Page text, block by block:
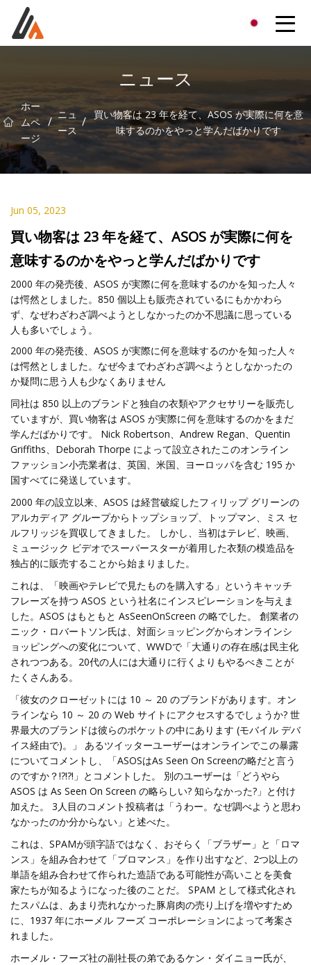
ニュース
ホー
ムペ
ージ
/ ニュ
ース
/ 買い物客は 23 年を経て、ASOS が実際に何を意
味するのかをやっと学んだばかりです
Jun 05, 2023
買い物客は 23 年を経て、ASOS が実際に何を
意味するのかをやっと学んだばかりです
2000 年の発売後、ASOS が実際に何を意味するのかを知った人々
は愕然としました。850 個以上も販売されているにもかかわら
ず、なぜわざわざ調べようとしなかったのか不思議に思っている
人も多いでしょう。
2000 年の発売後、ASOS が実際に何を意味するのかを知った人々
は愕然としました。なぜ今までわざわざ調べようとしなかったの
か疑問に思う人も少なくありません
同社は 850 以上のブランドと独自の衣類やアクセサリーを販売し
ていますが、買い物客は ASOS が実際に何を意味するのかをまだ
学んだばかりです。 Nick Robertson、Andrew Regan、Quentin
Griffiths、Deborah Thorpe によって設立されたこのオンライン
ファッション小売業者は、英国、米国、ヨーロッパを含む 195 か
国すべてに発送しています。
2000 年の設立以来、ASOS は経営破綻したフィリップ グリーンの
アルカ​​ディア グループからトップショップ、トップマン、ミス セ
ルフリッジを買収してきました。 しかし、当初はテレビ、映画、
ミュージック ビデオでスーパースターが着用した衣類の模造品を
独占的に販売することから始まりました。
これは、「映画やテレビで見たものを購入する」というキャッチ
フレーズを持つ ASOS という社名にインスピレーションを与えま
した。ASOS はもともと AsSeenOnScreen の略でした。 創業者の
ニック・ロバートソン氏は、対面ショッピングからオンラインシ
ョッピングへの変化について、WWDで「大通りの存在感は民主化
されつつある。20代の人には大通りに行くよりもやるべきことが
たくさんある。
「彼女のクローゼットには 10 ～ 20 のブランドがあります。オン
ラインなら 10 ～ 20 の Web サイトにアクセスするでしょうか? 世
界最大のブランドは彼らのポケットの中にあります (モバイル デバ
イス経由で)。」 あるツイッターユーザーはオンラインでこの暴露
についてコメントし、「ASOSはAs Seen On Screenの略だと言う
のですか？!?!?!」とコメントした。 別のユーザーは「どうやら
ASOS は As Seen On Screen の略らしい? 知らなかった?」と付け
加えた。 3人目のコメント投稿者は「うわー。なぜ調べようと思わ
なかったのか分からない」と述べた。
これは、SPAMが頭字語ではなく、おそらく「ブラザー」と「ロマ
ンス」を組み合わせて「ブロマンス」を作り出すなど、2つ以上の
単語を組み合わせて作られた造語である可能性が高いことを美食
家たちが知るようになった後のことだ。 SPAM として様式化され
たスパムは、あまり売れなかった豚肩肉の売り上げを増やすため
に、1937 年にホーメル フーズ コーポレーションによって考案さ
れました。
ホーメル・フーズ社の副社長の弟であるケン・ダイニョー氏が、